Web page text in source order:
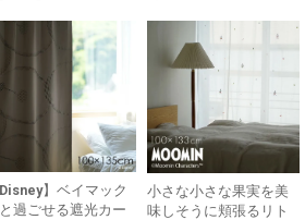
Disney】ベイマック
過ごせる遮光カー
小さな小さな果実を美
味しそうに頬張るリト